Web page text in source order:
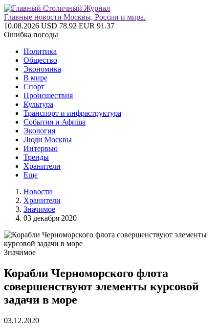
Главные новости Москвы, России и мира.
10.08.2026 USD 78.92 EUR 91.37
Ошибка погоды
Политика
Общество
Экономика
В мире
Спорт
Происшествия
Культура
Транспорт и инфраструктура
События и Афиша
Экология
Люди Москвы
Интервью
Тренды
Хранители
Еще
Новости
Хранители
Значимое
03 декабря 2020
Значимое
Корабли Черноморского флота
совершенствуют элементы курсовой
задачи в море
03.12.2020